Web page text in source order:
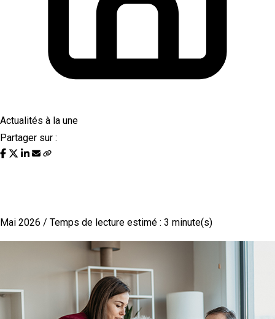
Actualités à la une
Partager sur :
Mai 2026 / Temps de lecture estimé : 3 minute(s)